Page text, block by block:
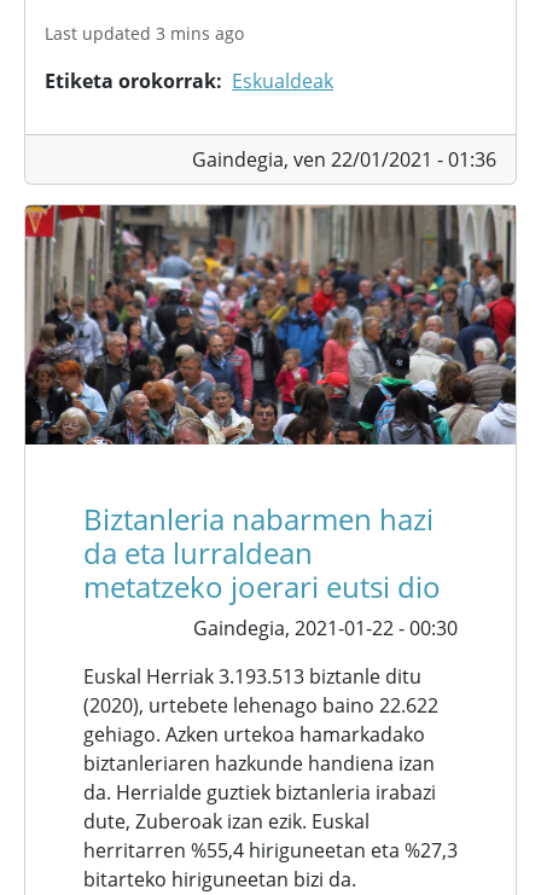
Last updated 3 mins ago
Etiketa orokorrak Eskualdeak
Gaindegia, ven 22/01/2021 - 01:36
Biztanleria nabarmen hazi
da eta lurraldean
metatzeko joerari eutsi dio
Gaindegia, 2021-01-22 - 00:30
Euskal Herriak 3.193.513 biztanle ditu
(2020), urtebete lehenago baino 22.622
gehiago. Azken urtekoa hamarkadako
biztanleriaren hazkunde handiena izan
da. Herrialde guztiek biztanleria irabazi
dute, Zuberoak izan ezik. Euskal
herritarren %55,4 hiriguneetan eta %27,3
bitarteko hiriguneetan bizi da.